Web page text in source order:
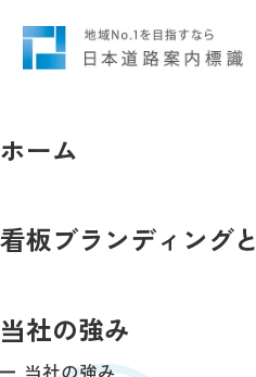
ホーム
看板ブランディング
当社の強み
空き看板